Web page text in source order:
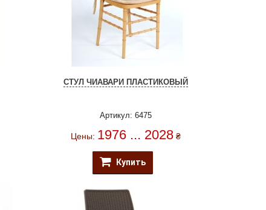
СТУЛ ЧИАВАРИ ПЛАСТИКОВЫЙ
Артикул: 6475
Цены: 1976 ... 2028 ₴
Купить